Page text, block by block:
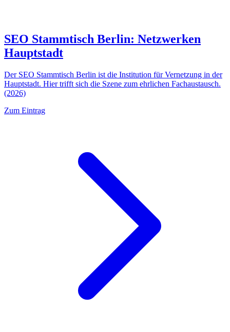
SEO Stammtisch Berlin: Netzwerken
Hauptstadt
Der SEO Stammtisch Berlin ist die Institution für Vernetzung in der
Hauptstadt. Hier trifft sich die Szene zum ehrlichen Fachaustausch.
(2026)
Zum Eintrag